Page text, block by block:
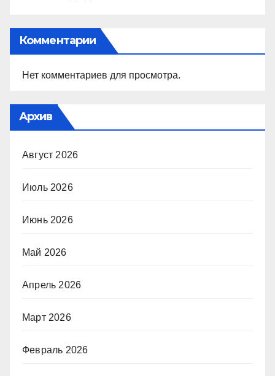
Комментарии
Нет комментариев для просмотра.
Архив
Август 2026
Июль 2026
Июнь 2026
Май 2026
Апрель 2026
Март 2026
Февраль 2026